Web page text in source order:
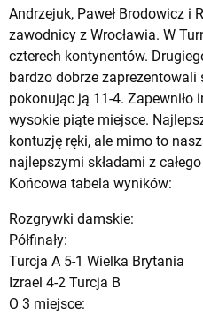
Andrzejuk, Paweł Brodowicz i
zawodnicy z Wrocławia. W
czterech kontynentów.
bardzo dobrze zaprezentowali
pokonując ją 11-4.
wysokie piąte miejsce.
kontuzję ręki, ale mimo to
najlepszymi składami z
Końcowa tabela wyników:
Rozgrywki damskie:
Półfinały:
Turcja A 5-1 Wielka Brytania
Izrael 4-2 Turcja B
O 3 miejsce: